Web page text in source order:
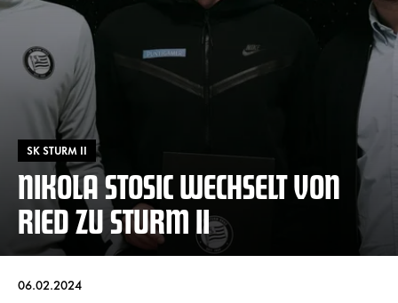
SK STURM II
NIKOLA STOSIC WECHSELT VON
RIED ZU STURM II
06.02.2024